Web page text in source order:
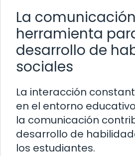
La
herramienta
desarrollo de
sociales
La interacción
en el entorno
la comunicación
desarrollo de
los estudiantes.